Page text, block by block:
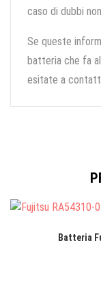
caso di dubbi
Se queste
batteria che fa
esitate a
Batteria